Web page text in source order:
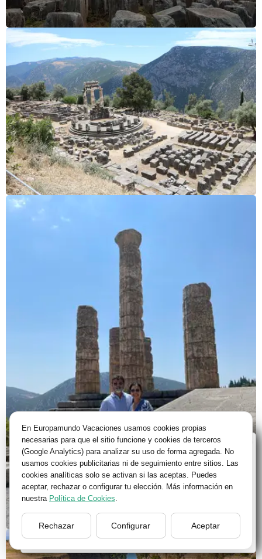
Bienvenido a Europamundo Vacaciones, está usted
en el sitio internacional de:
Wellcome to Europamundo Vacations, your in the
international site of:
cambiar/change
En Europamundo Vacaciones usamos cookies propias
necesarias para que el sitio funcione y cookies de terceros
(Google Analytics) para analizar su uso de forma agregada. No
usamos cookies publicitarias ni de seguimiento entre sitios. Las
cookies analíticas solo se activan si las aceptas. Puedes
aceptar, rechazar o configurar tu elección. Más información en
nuestra Política de Cookies.
Rechazar Configurar Aceptar